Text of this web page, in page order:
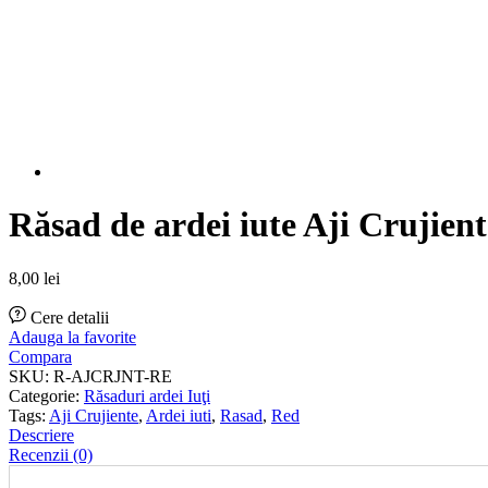
Răsad de ardei iute Aji
8,00 lei
Cere detalii
Adauga la favorite
Compara
SKU: R-AJCRJNT-RE
Categorie: Răsaduri ardei Iuţi
Tags: Aji Crujiente, Ardei iuti, Rasad, Red
Descriere
Recenzii (0)